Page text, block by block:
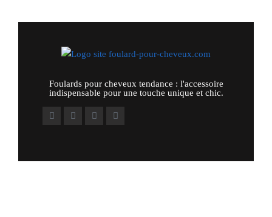
Foulards pour cheveux tendance : l'accessoire
indispensable pour une touche unique et chic.